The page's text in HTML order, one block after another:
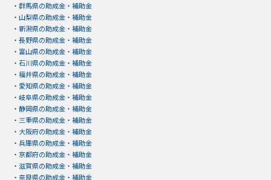
・ 群馬県の助成金・補助金
・ 山梨県の助成金・補助金
・ 新潟県の助成金・補助金
・ 長野県の助成金・補助金
・ 富山県の助成金・補助金
・ 石川県の助成金・補助金
・ 福井県の助成金・補助金
・ 愛知県の助成金・補助金
・ 岐阜県の助成金・補助金
・ 静岡県の助成金・補助金
・ 三重県の助成金・補助金
・ 大阪府の助成金・補助金
・ 兵庫県の助成金・補助金
・ 京都府の助成金・補助金
・ 滋賀県の助成金・補助金
・ 奈良県の助成金・補助金